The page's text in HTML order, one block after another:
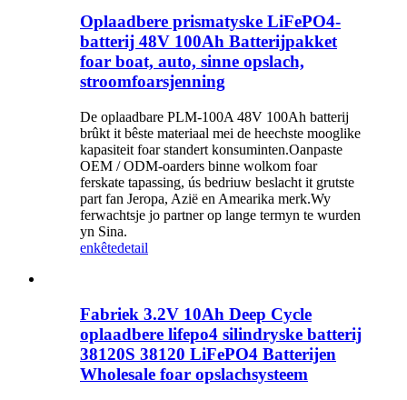
Oplaadbere prismatyske LiFePO4-
batterij 48V 100Ah Batterijpakket
foar boat, auto, sinne opslach,
stroomfoarsjenning
De oplaadbare PLM-100A 48V 100Ah batterij
brûkt it bêste materiaal mei de heechste mooglike
kapasiteit foar standert konsuminten.Oanpaste
OEM / ODM-oarders binne wolkom foar
ferskate tapassing, ús bedriuw beslacht it grutste
part fan Jeropa, Azië en Amearika merk.Wy
ferwachtsje jo partner op lange termyn te wurden
yn Sina.
enkêtedetail
Fabriek 3.2V 10Ah Deep Cycle
oplaadbere lifepo4 silindryske batterij
38120S 38120 LiFePO4 Batterijen
Wholesale foar opslachsysteem